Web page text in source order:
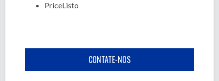
PriceListo
CONTATE-NOS